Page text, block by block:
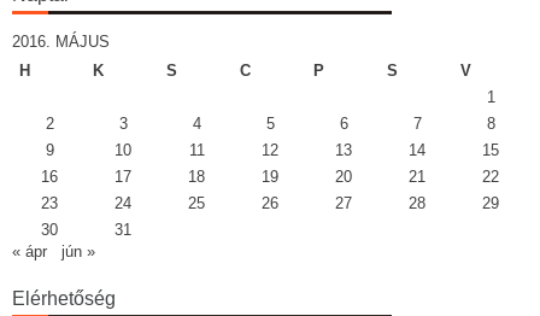
2016. MÁJUS
H
K S C P S
V
1
2
3 4 5 6 7
8
9
10 11 12 13 14
15
16
17 18 19 20 21
22
23
24 25 26 27 28
29
30
31
« ápr
jún »
Elérhetőség